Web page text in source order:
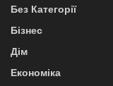
Без Категорії
Бізнес
Дім
Економіка